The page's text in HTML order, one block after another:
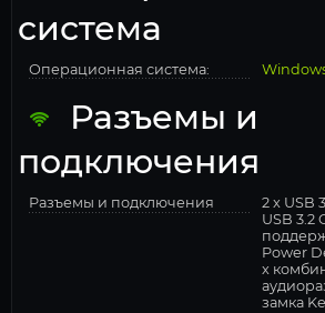
система
Операционная система:
Разъемы и
подключения
Разъемы и подключения
2 x USB
USB 3.2
Power
x
замка